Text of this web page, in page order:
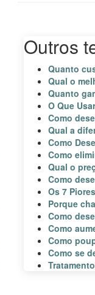
Outros
Quanto
Qual o
Quanto
O Que
Como
Qual a
Como
Como
Qual o
Como
Os 7
Porque
Como
Como
Como
Como se